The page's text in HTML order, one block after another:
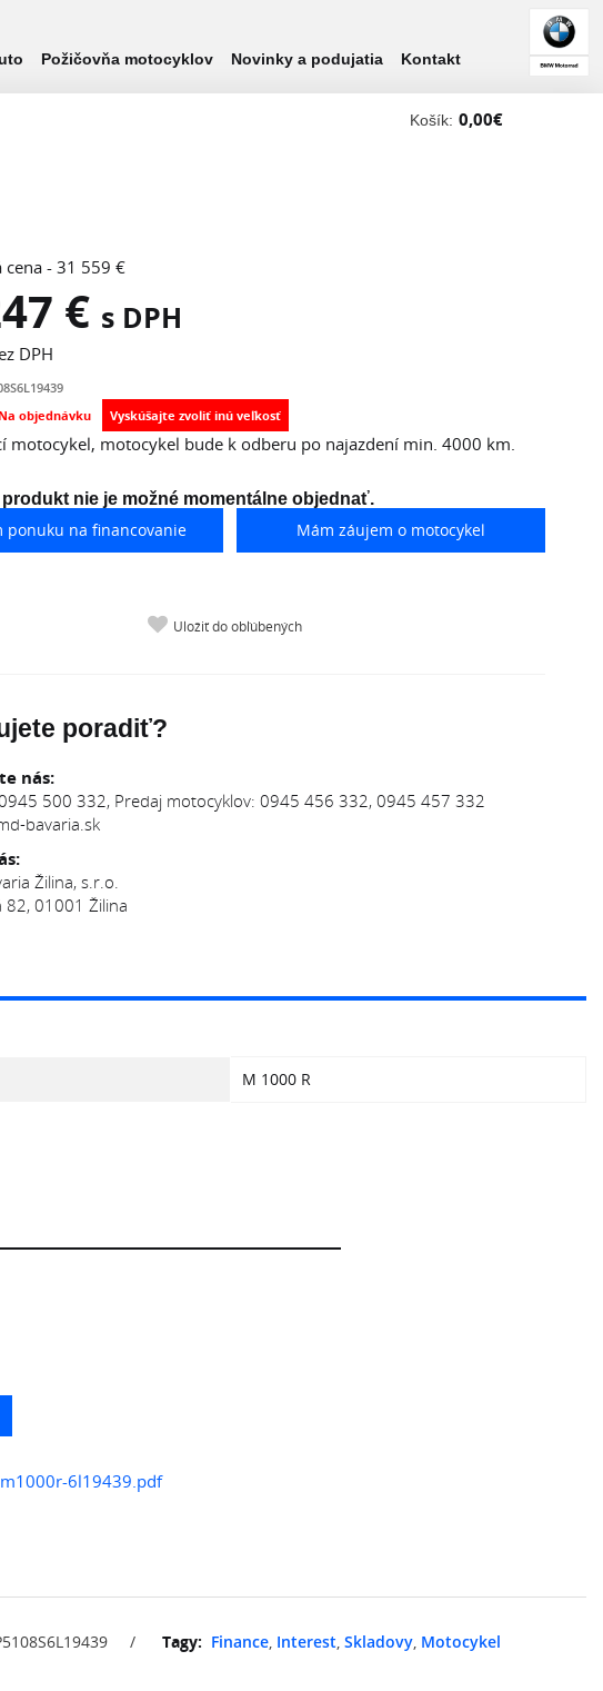
Požičovňa motocyklov Novinky a podujatia Kontakt
Košík: 0,00€
cena - 31 559 €
€ s DPH
DPH
Na objednávku
motocykel, motocykel bude k odberu po najazdení min. 4000 km.
produkt nie je možné momentálne objednať.
ponuku na financovanie Mám záujem o motocykel
Uložiť do obľúbených
poradiť?
nás:
500 332, Predaj motocyklov: 0945 456 332, 0945 457 332
bavaria.sk
Žilina, s.r.o.
82, 01001 Žilina
M 1000 R
6l19439.pdf
/ Tagy: Finance, Interest, Skladovy, Motocykel